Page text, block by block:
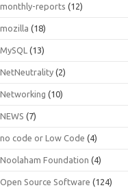
monthly-reports (12)
mozilla (18)
MySQL (13)
NetNeutrality (2)
Networking (10)
NEWS (7)
no code or Low Code (4)
Noolaham Foundation (4)
Open Source Software (124)